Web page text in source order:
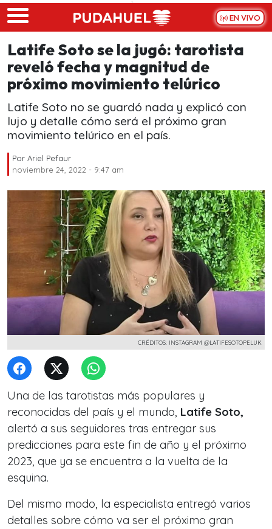
Skip to main content
EN VIVO
Latife Soto se la jugó: tarotista
reveló fecha y magnitud de
próximo movimiento telúrico
Latife Soto no se guardó nada y explicó con
lujo y detalle cómo será el próximo gran
movimiento telúrico en el país.
Por Ariel Pefaur
noviembre 24, 2022 - 9:47 am
CRÉDITOS: INSTAGRAM @LATIFESOTOPELUK
Una de las tarotistas más populares y
reconocidas del país y el mundo, Latife Soto,
alertó a sus seguidores tras entregar sus
predicciones para este fin de año y el próximo
2023, que ya se encuentra a la vuelta de la
esquina.
Del mismo modo, la especialista entregó varios
detalles sobre cómo va ser el próximo gran